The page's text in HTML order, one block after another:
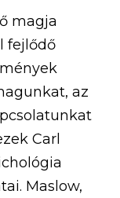
magja
fejlődő
az
Carl
Maslow,